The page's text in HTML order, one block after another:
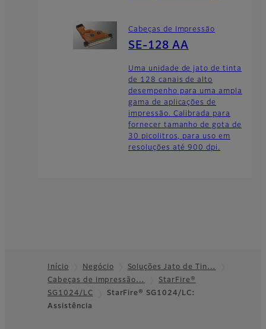
Cabeças de Impressão
SE-128 AA
Uma unidade de jato de tinta
de 128 canais de alto
desempenho para uma ampla
gama de aplicações de
impressão. Calibrada para
fornecer tamanho de gota de
30 picolitros, para uso em
resoluções até 900 dpi.
Footer
Início Negócio
Soluções Jato de Tin…
Cabeças de impressão…
StarFire®
SG1024/LC
StarFire® SG1024/LC:
Assistência